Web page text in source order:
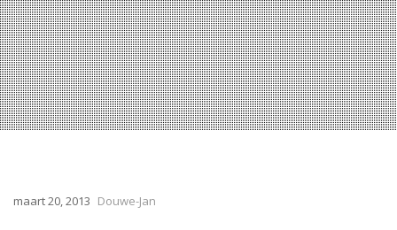
maart 20, 2013 Douwe-Jan